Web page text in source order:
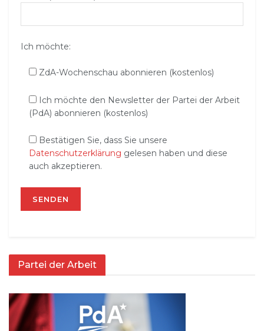
Ich möchte:
ZdA-Wochenschau abonnieren (kostenlos)
Ich möchte den Newsletter der Partei der Arbeit
(PdA) abonnieren (kostenlos)
Bestätigen Sie, dass Sie unsere
Datenschutzerklärung gelesen haben und diese
auch akzeptieren.
Partei der Arbeit